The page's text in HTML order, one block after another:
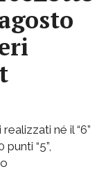
né il “6”
“5”,